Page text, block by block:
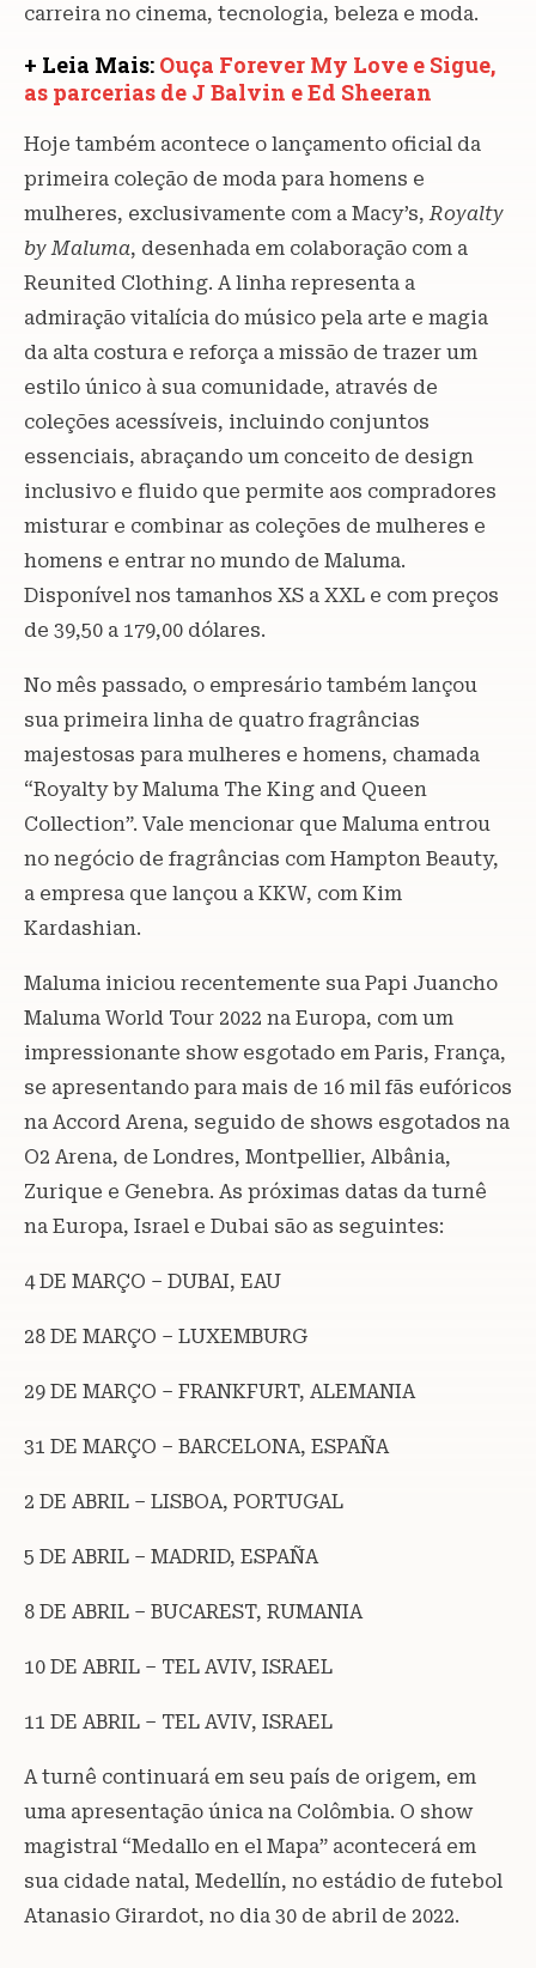
carreira no cinema, tecnologia, beleza e moda.
+ Leia Mais: Ouça Forever My Love e Sigue,
as parcerias de J Balvin e Ed Sheeran
Hoje também acontece o lançamento oficial da
primeira coleção de moda para homens e
mulheres, exclusivamente com a Macy’s,Royalty
by Maluma, desenhada em colaboração com a
Reunited Clothing. A linha representa a
admiração vitalícia do músico pela arte e magia
da alta costura e reforça a missão de trazer um
estilo único à sua comunidade, através de
coleções acessíveis, incluindo conjuntos
essenciais, abraçando um conceito de design
inclusivo e fluido que permite aos compradores
misturar e combinar as coleções de mulheres e
homens e entrar no mundo de Maluma.
Disponível nos tamanhos XS a XXL e com preços
de 39,50 a 179,00 dólares.
No mês passado, o empresário também lançou
sua primeira linha de quatro fragrâncias
majestosas para mulheres e homens, chamada
“Royalty by Maluma The King and Queen
Collection”. Vale mencionar que Maluma entrou
no negócio de fragrâncias com Hampton Beauty,
a empresa que lançou a KKW, com Kim
Kardashian.
Maluma iniciou recentemente sua Papi Juancho
Maluma World Tour 2022 na Europa, com um
impressionante show esgotado em Paris, França,
se apresentando para mais de 16 mil fãs eufóricos
na Accord Arena, seguido de shows esgotados na
O2 Arena, de Londres, Montpellier, Albânia,
Zurique e Genebra. As próximas datas da turnê
na Europa, Israel e Dubai são as seguintes:
4 DE MARÇO – DUBAI, EAU
28 DE MARÇO – LUXEMBURG
29 DE MARÇO – FRANKFURT, ALEMANIA
31 DE MARÇO – BARCELONA, ESPAÑA
2 DE ABRIL – LISBOA, PORTUGAL
5 DE ABRIL – MADRID, ESPAÑA
8 DE ABRIL – BUCAREST, RUMANIA
10 DE ABRIL – TEL AVIV, ISRAEL
11 DE ABRIL – TEL AVIV, ISRAEL
A turnê continuará em seu país de origem, em
uma apresentação única na Colômbia. O show
magistral “Medallo en el Mapa” acontecerá em
sua cidade natal, Medellín, no estádio de futebol
Atanasio Girardot, no dia 30 de abril de 2022.